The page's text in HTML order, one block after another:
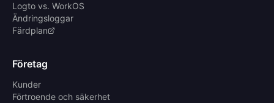
Logto vs. WorkOS
Ändringsloggar
Färdplan
Företag
Kunder
Förtroende och säkerhet